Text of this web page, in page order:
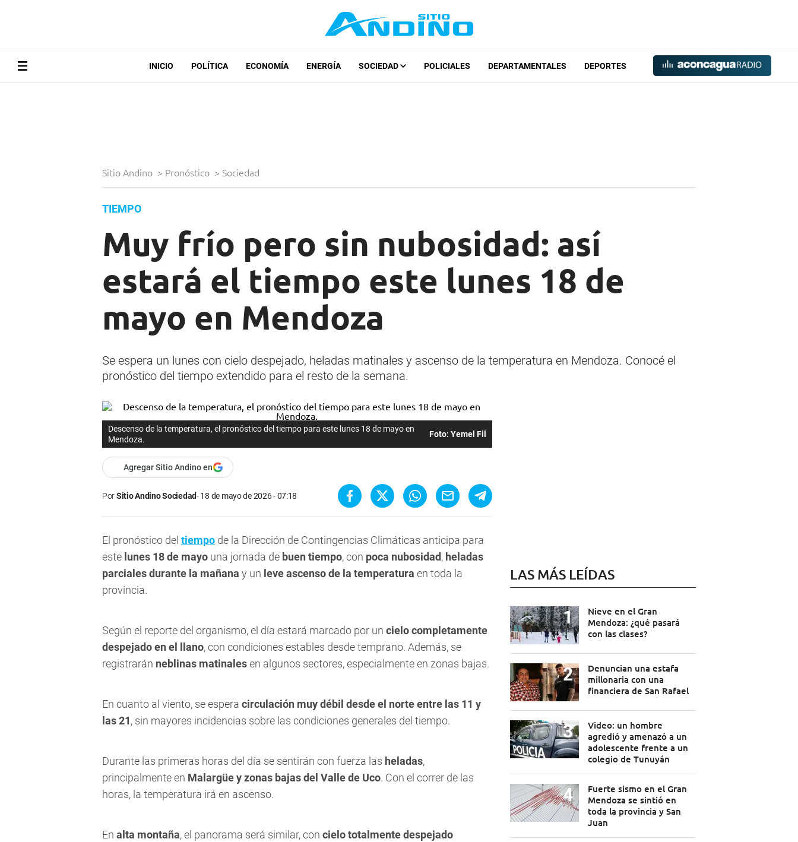
INICIO POLÍTICA ECONOMÍA ENERGÍA SOCIEDAD POLICIALES DEPARTAMENTALES DEPORTES
Sitio Andino > Pronóstico > Sociedad
TIEMPO
Muy frío pero sin nubosidad: así
estará el tiempo este lunes 18 de
mayo en Mendoza
Se espera un lunes con cielo despejado, heladas matinales y ascenso de la temperatura en Mendoza. Conocé el
pronóstico del tiempo extendido para el resto de la semana.
Descenso de la temperatura, el pronóstico del tiempo para este lunes 18 de mayo en
Mendoza.
Foto: Yemel Fil
Agregar Sitio Andino en
PorSitio Andino Sociedad 18 de mayo de 2026 - 07:18
El pronóstico del tiempo de la Dirección de Contingencias Climáticas anticipa para
este lunes 18 de mayo una jornada de buen tiempo, con poca nubosidad, heladas
parciales durante la mañana y un leve ascenso de la temperatura en toda la
provincia.
Según el reporte del organismo, el día estará marcado por un cielo completamente
despejado en el llano, con condiciones estables desde temprano. Además, se
registrarán neblinas matinalesen algunos sectores, especialmente en zonas bajas.
En cuanto al viento, se espera circulación muy débil desde el norte entre las 11 y
las 21, sin mayores incidencias sobre las condiciones generales del tiempo.
Durante las primeras horas del día se sentirán con fuerza las heladas,
principalmente en Malargüe y zonas bajas del Valle de Uco. Con el correr de las
horas, la temperatura irá en ascenso.
En alta montaña, el panorama será similar, con cielo totalmente despejado
LAS MÁS LEÍDAS
Nieve en el Gran
Mendoza: ¿qué pasará
con las clases?
Denuncian una estafa
millonaria con una
financiera de San Rafael
Video: un hombre
agredió y amenazó a un
adolescente frente a un
colegio de Tunuyán
Fuerte sismo en el Gran
Mendoza se sintió en
toda la provincia y San
Juan